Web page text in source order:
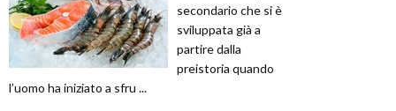
secondario che si è
sviluppata già a
partire dalla
preistoria quando
l’uomo ha iniziato a sfru ...